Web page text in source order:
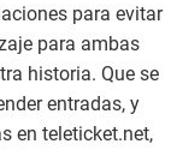
para evitar
para ambas
historia. Que se
entradas, y
en teleticket.net,